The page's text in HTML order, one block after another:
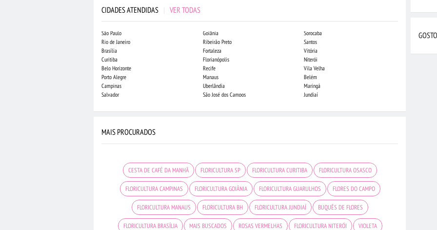
CIDADES ATENDIDAS | VER TODAS
São Paulo
Rio de Janeiro
Brasília
Curitiba
Belo Horizonte
Porto Alegre
Campinas
Salvador
Goiânia
Ribeirão Preto
Fortaleza
Florianópolis
Recife
Manaus
Uberlândia
São José dos Campos
Sorocaba
Santos
Vitória
Niterói
Vila Velha
Belém
Maringá
Jundiaí
Campo Grande
MAIS PROCURADOS
CESTA DE CAFÉ DA MANHÃ FLORICULTURA SP FLORICULTURA CURITIBA FLORICULTURA OSASCO
FLORICULTURA CAMPINAS FLORICULTURA GOIÂNIA FLORICULTURA GUARULHOS FLORES DO CAMPO
FLORICULTURA MANAUS FLORICULTURA BH FLORICULTURA JUNDIAÍ BUQUÊS DE FLORES
FLORICULTURA BRASÍLIA MAIS BUSCADOS ROSAS VERMELHAS FLORICULTURA NITERÓI VIOLETA